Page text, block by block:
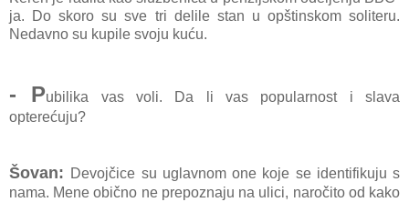
ja. Do skoro su sve tri delile stan u opštinskom soliteru.
Nedavno su kupile svoju kuću.
- Pubilika vas voli. Da li vas popularnost i slava
opterećuju?
Šovan: Devojčice su uglavnom one koje se identifikuju s
nama. Mene obično ne prepoznaju na ulici, naročito od kako